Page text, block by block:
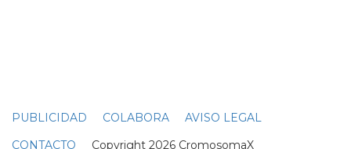
PUBLICIDAD COLABORA
AVISO LEGAL
CONTACTO Copyright 2026 CromosomaX